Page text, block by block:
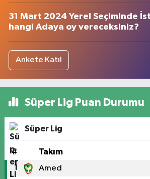
31 Mart 2024 Yerel Seçiminde
hangi Adaya oy vereceksiniz?
Ankete Katıl
Süper Lig Puan Durumu
Süper Lig
# Takım
1 Amed